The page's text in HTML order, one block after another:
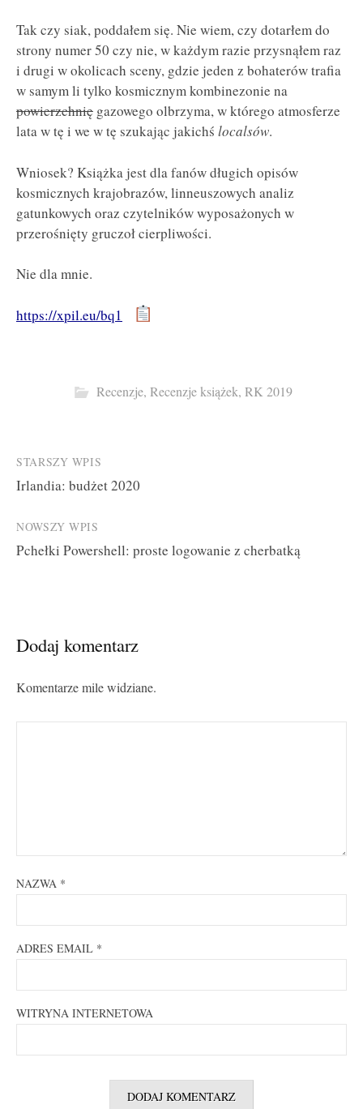
Tak czy siak, poddałem się. Nie wiem, czy dotarłem do
strony numer 50 czy nie, w każdym razie przysnąłem raz
i drugi w okolicach sceny, gdzie jeden z bohaterów trafia
w samym li tylko kosmicznym kombinezonie na
powierzchnię gazowego olbrzyma, w którego atmosferze
lata w tę i we w tę szukając jakichś localsów.
Wniosek? Książka jest dla fanów długich opisów
kosmicznych krajobrazów, linneuszowych analiz
gatunkowych oraz czytelników wyposażonych w
przerośnięty gruczoł cierpliwości.
Nie dla mnie.
https://xpil.eu/bq1
Recenzje, Recenzje książek, RK 2019
Post
navigation
STARSZY WPIS
Irlandia: budżet 2020
NOWSZY WPIS
Pchełki Powershell: proste logowanie z cherbatką
Dodaj komentarz
Komentarze mile widziane.
NAZWA *
ADRES EMAIL *
WITRYNA INTERNETOWA